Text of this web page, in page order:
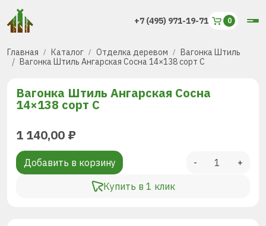
+7 (495) 971-19-71
Главная Каталог Отделка деревом
Вагонка Штиль
Вагонка Штиль Ангарская Сосна 14×138 сорт С
Вагонка Штиль Ангарская Сосна
14×138 сорт С
1 140,00 ₽
Добавить в корзину
Купить в 1 клик
- +